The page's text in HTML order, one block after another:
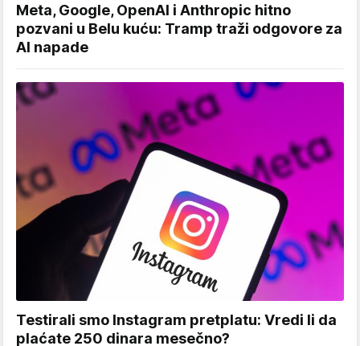
Meta, Google, OpenAI i Anthropic hitno
pozvani u Belu kuću: Tramp traži odgovore za
AI napade
Testirali smo Instagram pretplatu: Vredi li da
plaćate 250 dinara mesečno?